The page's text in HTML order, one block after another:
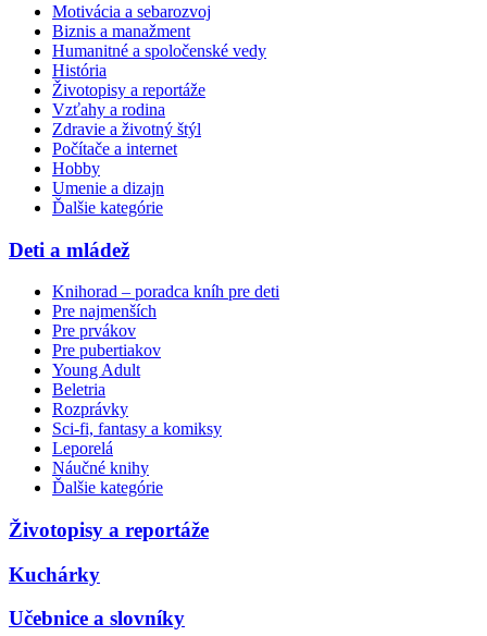
Motivácia a sebarozvoj
Biznis a manažment
Humanitné a spoločenské vedy
História
Životopisy a reportáže
Vzťahy a rodina
Zdravie a životný štýl
Počítače a internet
Hobby
Umenie a dizajn
Ďalšie kategórie
Deti a mládež
Knihorad – poradca kníh pre deti
Pre najmenších
Pre prvákov
Pre pubertiakov
Young Adult
Beletria
Rozprávky
Sci-fi, fantasy a komiksy
Leporelá
Náučné knihy
Ďalšie kategórie
Životopisy a reportáže
Kuchárky
Učebnice a slovníky